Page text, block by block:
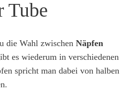
Tube
die Wahl zwischen Näpfen
es wiederum in verschiedenen
spricht man dabei von halben